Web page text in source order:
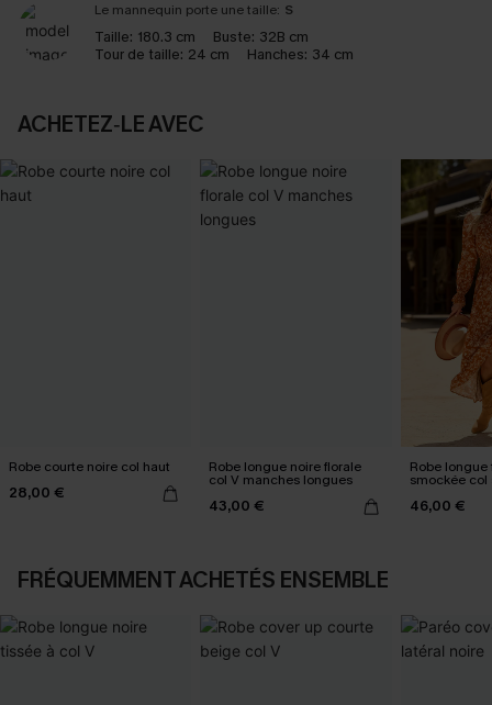
Le mannequin porte une taille: S
Taille: 180.3 cm Buste: 32B cm
Tour de taille: 24 cm Hanches: 34 cm
ACHETEZ‑LE AVEC
Robe courte noire col haut
28,00 €
Robe longue noire florale
col V manches longues
43,00 €
Robe
smockée col
46,00 €
FRÉQUEMMENT ACHETÉS ENSEMBLE